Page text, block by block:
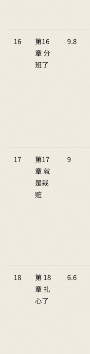
16
第16
章 分
班了
9.8
17
第17
章 就
是栽
赃
9
18
第 18
章 扎
心了
6.6